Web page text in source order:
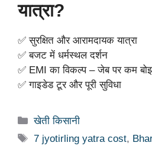
यात्रा?
✅ सुरक्षित और आरामदायक यात्रा
✅ बजट में धर्मस्थल दर्शन
✅ EMI का विकल्प – जेब पर कम
✅ गाइडेड टूर और पूरी सुविधा
Categories
खेती किसानी
Tags
7 jyotirling yatra cost,